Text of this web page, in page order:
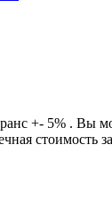
+- 5% . Вы
стоимость